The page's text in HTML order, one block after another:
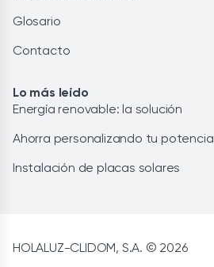
Glosario
Contacto
Lo más leído
Energía renovable: la solución
Ahorra personalizando tu potencia
Instalación de placas solares
HOLALUZ-CLIDOM, S.A. © 2026